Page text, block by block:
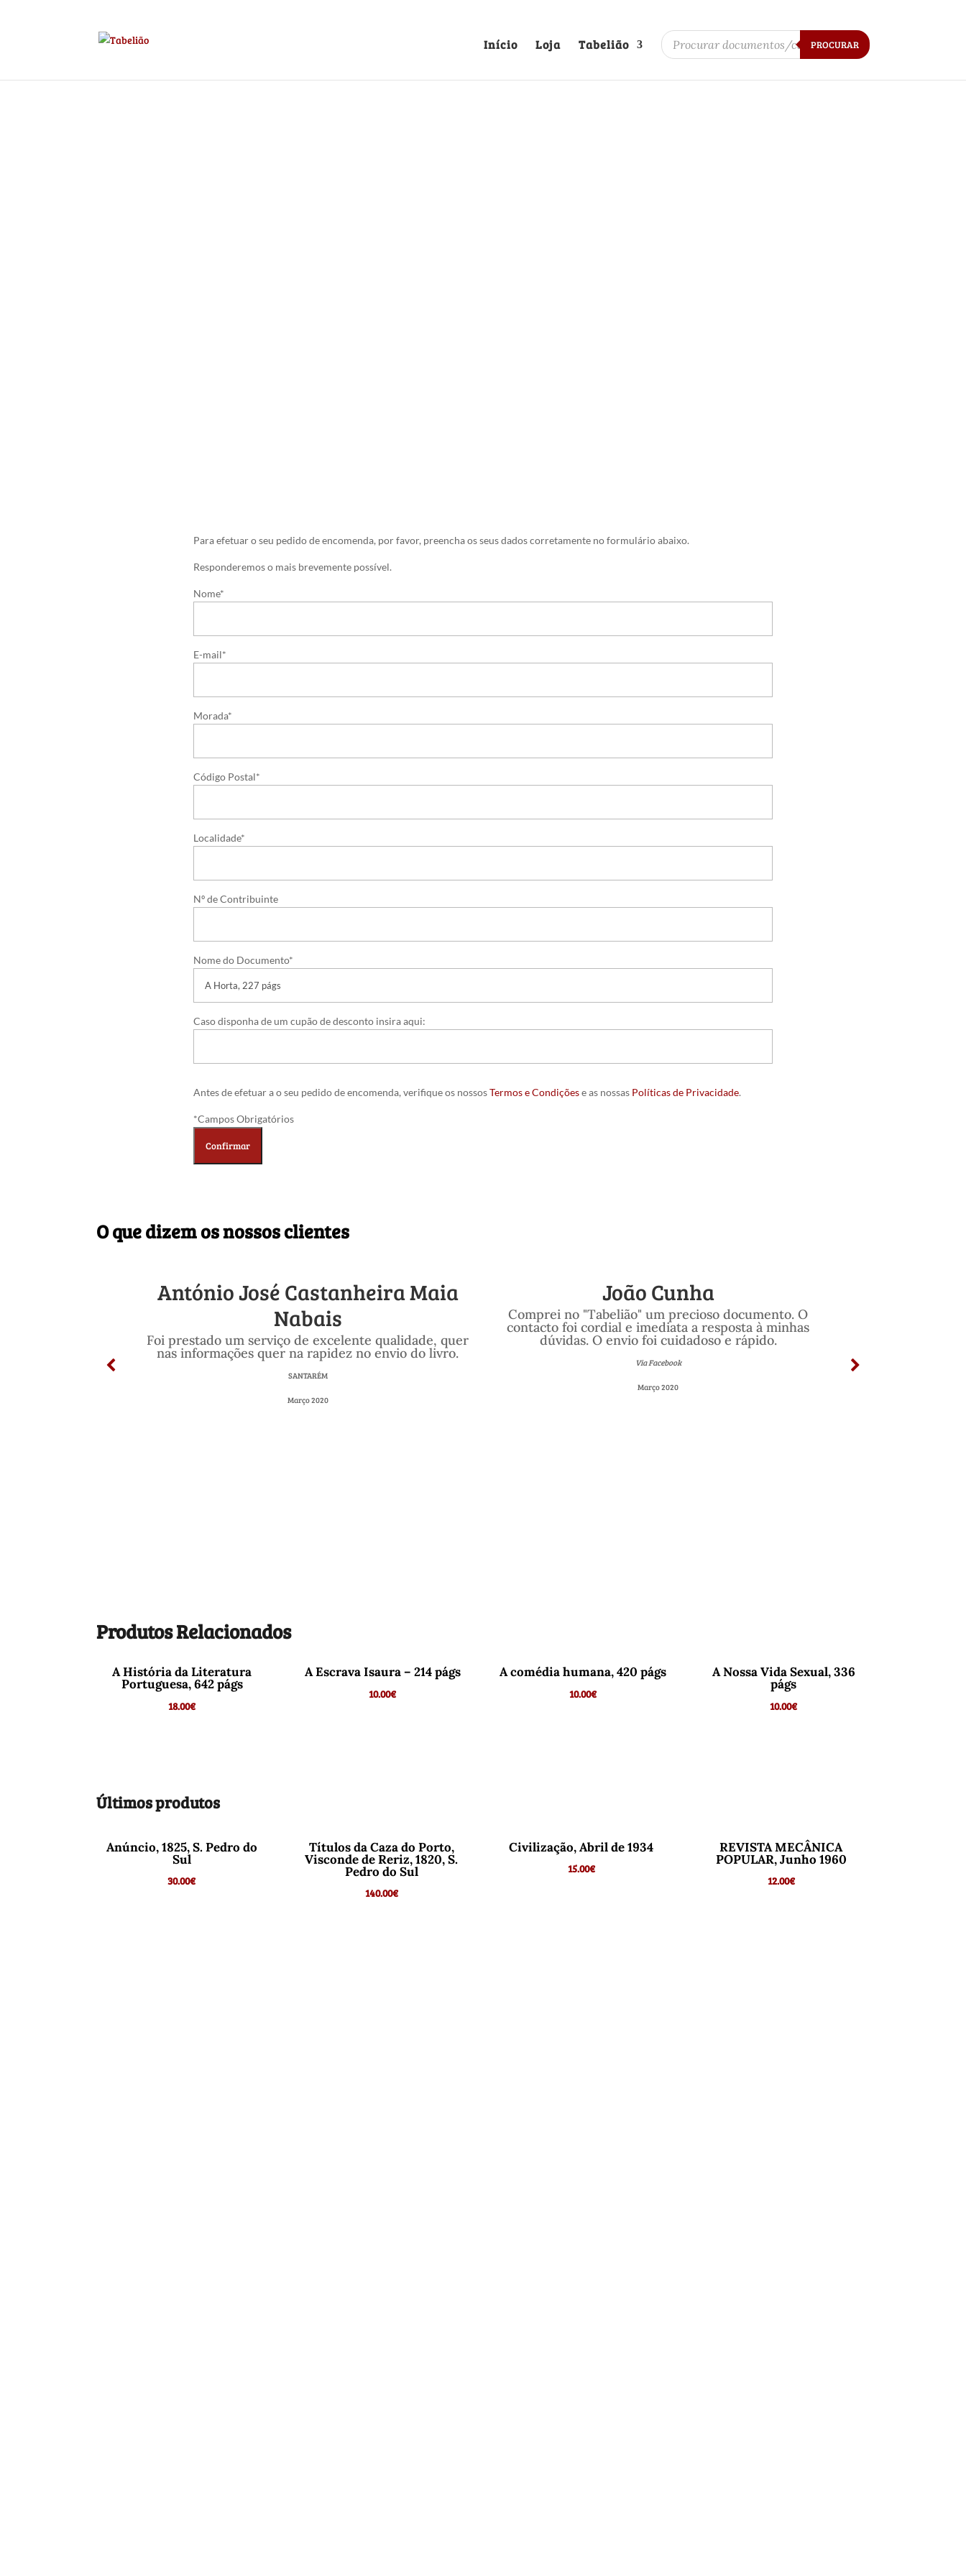
Início Loja Tabelião
Products
search PROCURAR
Para efetuar o seu pedido de encomenda, por favor, preencha os seus dados corretamente no formulário abaixo.
Responderemos o mais brevemente possível.
Nome*
E-mail*
Morada*
Código Postal*
Localidade*
Nº de Contribuinte
Nome do Documento*
Caso disponha de um cupão de desconto insira aqui:
Antes de efetuar a o seu pedido de encomenda, verifique os nossosTermos e Condiçõese as nossas Políticas de Privacidade.
*Campos Obrigatórios
O que dizem os nossos clientes
António José Castanheira Maia
Nabais
Foi prestado um serviço de excelente qualidade, quer
nas informações quer na rapidez no envio do livro.
SANTARÉM
Março 2020
‎João Cunha
Comprei no "Tabelião" um precioso documento. O
contacto foi cordial e imediata a resposta à minhas
dúvidas. O envio foi cuidadoso e rápido.
Via Facebook
Março 2020
Produtos Relacionados
A História da Literatura
Portuguesa, 642 págs
18.00€
A Escrava Isaura – 214 págs
10.00€
A comédia humana, 420 págs
10.00€
A Nossa Vida Sexual, 336
págs
10.00€
Últimos produtos
Anúncio, 1825, S. Pedro do
Sul
30.00€
Títulos da Caza do Porto,
Visconde de Reriz, 1820, S.
Pedro do Sul
140.00€
Civilização, Abril de 1934
15.00€
REVISTA MECÂNICA
POPULAR, Junho 1960
12.00€